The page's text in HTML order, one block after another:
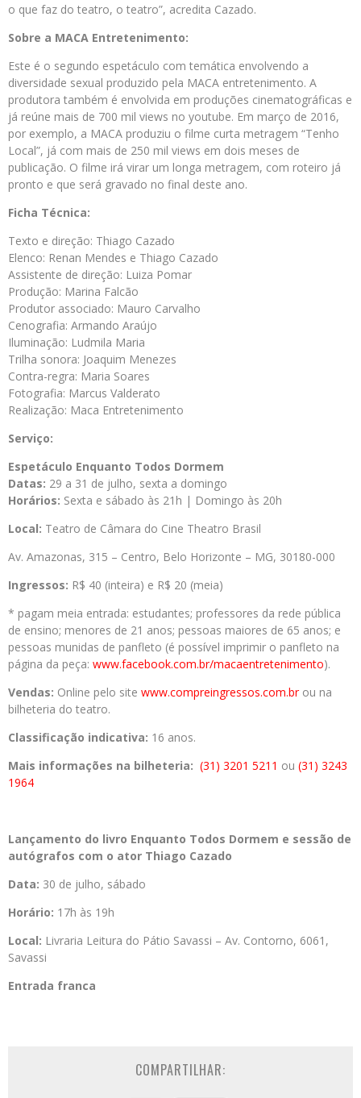
o que faz do teatro, o teatro”, acredita Cazado.
Sobre a MACA Entretenimento:
Este é o segundo espetáculo com temática envolvendo a
diversidade sexual produzido pela MACA entretenimento. A
produtora também é envolvida em produções cinematográficas e
já reúne mais de 700 mil views no youtube. Em março de 2016,
por exemplo, a MACA produziu o filme curta metragem “Tenho
Local”, já com mais de 250 mil views em dois meses de
publicação. O filme irá virar um longa metragem, com roteiro já
pronto e que será gravado no final deste ano.
Ficha Técnica:
Texto e direção: Thiago Cazado
Elenco: Renan Mendes e Thiago Cazado
Assistente de direção: Luiza Pomar
Produção: Marina Falcão
Produtor associado: Mauro Carvalho
Cenografia: Armando Araújo
Iluminação: Ludmila Maria
Trilha sonora: Joaquim Menezes
Contra-regra: Maria Soares
Fotografia: Marcus Valderato
Realização: Maca Entretenimento
Serviço:
Espetáculo Enquanto Todos Dormem
Datas: 29 a 31 de julho, sexta a domingo
Horários: Sexta e sábado às 21h | Domingo às 20h
Local: Teatro de Câmara do Cine Theatro Brasil
Av. Amazonas, 315 – Centro, Belo Horizonte – MG, 30180-000
Ingressos: R$ 40 (inteira) e R$ 20 (meia)
* pagam meia entrada: estudantes; professores da rede pública
de ensino; menores de 21 anos; pessoas maiores de 65 anos; e
pessoas munidas de panfleto (é possível imprimir o panfleto na
página da peça: www.facebook.com.br/macaentretenimento).
Vendas: Online pelo site www.compreingressos.com.brou na
bilheteria do teatro.
Classificação indicativa: 16 anos.
Mais informações na bilheteria: (31) 3201 5211 ou (31) 3243
1964
Lançamento do livro Enquanto Todos Dormem e sessão de
autógrafos com o ator Thiago Cazado
Data: 30 de julho, sábado
Horário: 17h às 19h
Local: Livraria Leitura do Pátio Savassi – Av. Contorno, 6061,
Savassi
Entrada franca
COMPARTILHAR: